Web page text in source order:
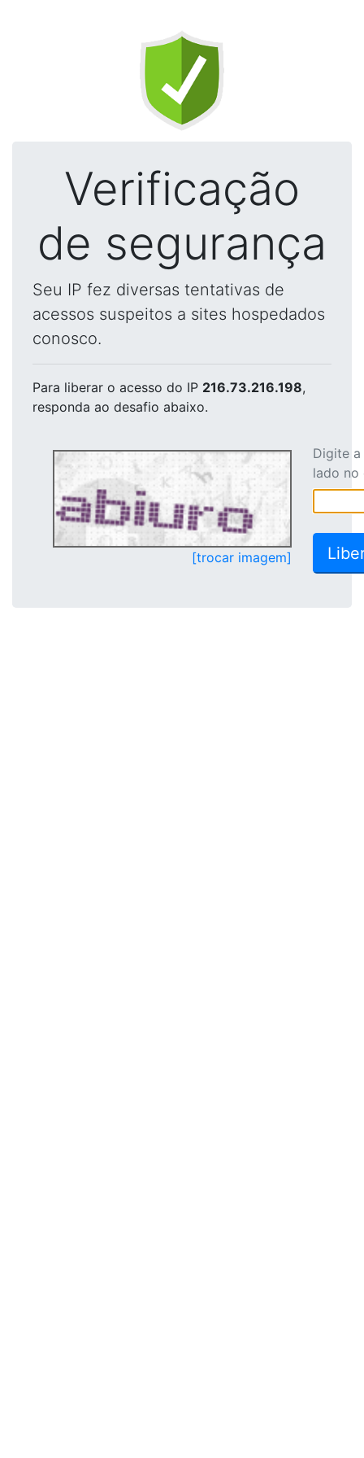
Verificação
de segurança
Seu IP fez diversas tentativas de
acessos suspeitos a sites hospedados
conosco.
Para liberar o acesso do IP 216.73.216.198,
responda ao desafio abaixo.
[trocar imagem]
Digite
lado no